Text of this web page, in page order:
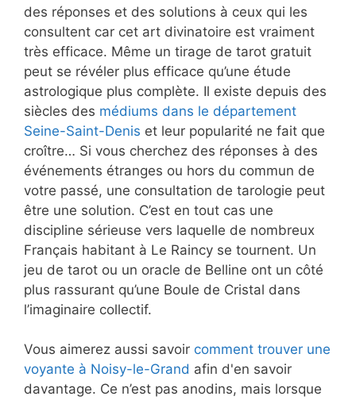
des réponses et des solutions à ceux qui les
consultent car cet art divinatoire est vraiment
très efficace. Même un tirage de tarot gratuit
peut se révéler plus efficace qu’une étude
astrologique plus complète. Il existe depuis des
siècles des médiums dans le département
Seine-Saint-Denis et leur popularité ne fait que
croître… Si vous cherchez des réponses à des
événements étranges ou hors du commun de
votre passé, une consultation de tarologie peut
être une solution. C’est en tout cas une
discipline sérieuse vers laquelle de nombreux
Français habitant à Le Raincy se tournent. Un
jeu de tarot ou un oracle de Belline ont un côté
plus rassurant qu’une Boule de Cristal dans
l’imaginaire collectif.
Vous aimerez aussi savoir comment trouver une
voyante à Noisy-le-Grand afin d'en savoir
davantage. Ce n’est pas anodins, mais lorsque